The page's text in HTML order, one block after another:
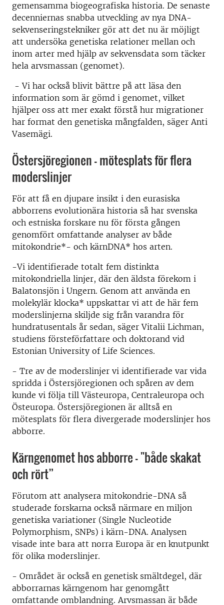
gemensamma biogeografiska historia. De senaste
decenniernas snabba utveckling av nya DNA-
sekvenseringstekniker gör att det nu är möjligt
att undersöka genetiska relationer mellan och
inom arter med hjälp av sekvensdata som täcker
hela arvsmassan (genomet).
- Vi har också blivit bättre på att läsa den
information som är gömd i genomet, vilket
hjälper oss att mer exakt förstå hur migrationer
har format den genetiska mångfalden, säger Anti
Vasemägi.
Östersjöregionen - mötesplats för flera
moderslinjer
För att få en djupare insikt i den eurasiska
abborrens evolutionära historia så har svenska
och estniska forskare nu för första gången
genomfört omfattande analyser av både
mitokondrie*- och kärnDNA* hos arten.
-Vi identifierade totalt fem distinkta
mitokondriella linjer, där den äldsta förekom i
Balatonsjön i Ungern. Genom att använda en
molekylär klocka* uppskattar vi att de här fem
moderslinjerna skiljde sig från varandra för
hundratusentals år sedan, säger Vitalii Lichman,
studiens försteförfattare och doktorand vid
Estonian University of Life Sciences.
- Tre av de moderslinjer vi identifierade var vida
spridda i Östersjöregionen och spåren av dem
kunde vi följa till Västeuropa, Centraleuropa och
Östeuropa. Östersjöregionen är alltså en
mötesplats för flera divergerade moderslinjer hos
abborre.
Kärngenomet hos abborre – "både skakat
och rört”
Förutom att analysera mitokondrie-DNA så
studerade forskarna också närmare en miljon
genetiska variationer (Single Nucleotide
Polymorphism, SNPs) i kärn-DNA. Analysen
visade inte bara att norra Europa är en knutpunkt
för olika moderslinjer.
- Området är också en genetisk smältdegel, där
abborrarnas kärngenom har genomgått
omfattande omblandning. Arvsmassan är både